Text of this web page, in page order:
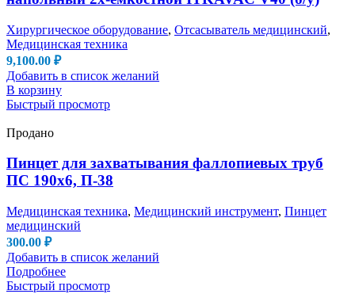
Хирургическое оборудование, Отсасыватель медицинский,
Медицинская техника
9,100.00 ₽
Добавить в список желаний
В корзину
Быстрый просмотр
Продано
Пинцет для захватывания фаллопиевых труб
ПС 190х6, П-38
Медицинская техника, Медицинский инструмент, Пинцет
медицинский
300.00 ₽
Добавить в список желаний
Подробнее
Быстрый просмотр